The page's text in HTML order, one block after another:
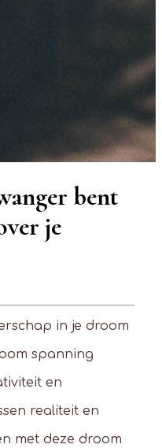
bent
je
in je droom
spanning
en
realiteit en
met deze droom